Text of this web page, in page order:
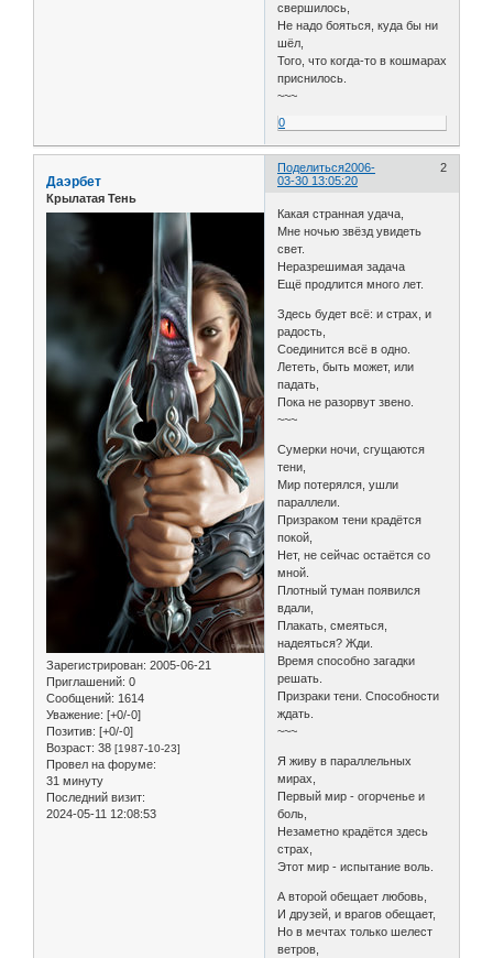
свершилось,
Не надо бояться, куда бы ни
шёл,
Того, что когда-то в кошмарах
приснилось.
~~~
0
Поделиться 2
2006-
03-30 13:05:20
Даэрбет
Крылатая Тень
Зарегистрирован: 2005-06-21
Приглашений: 0
Сообщений: 1614
Уважение: [+0/-0]
Позитив: [+0/-0]
Возраст: 38 [1987-10-23]
Провел на форуме:
31 минуту
Последний визит:
2024-05-11 12:08:53
Какая странная удача,
Мне ночью звёзд увидеть
свет.
Неразрешимая задача
Ещё продлится много лет.
Здесь будет всё: и страх, и
радость,
Соединится всё в одно.
Лететь, быть может, или
падать,
Пока не разорвут звено.
~~~
Сумерки ночи, сгущаются
тени,
Мир потерялся, ушли
параллели.
Призраком тени крадётся
покой,
Нет, не сейчас остаётся со
мной.
Плотный туман появился
вдали,
Плакать, смеяться,
надеяться? Жди.
Время способно загадки
решать.
Призраки тени. Способности
ждать.
~~~
Я живу в параллельных
мирах,
Первый мир - огорченье и
боль,
Незаметно крадётся здесь
страх,
Этот мир - испытание воль.
А второй обещает любовь,
И друзей, и врагов обещает,
Но в мечтах только шелест
ветров,